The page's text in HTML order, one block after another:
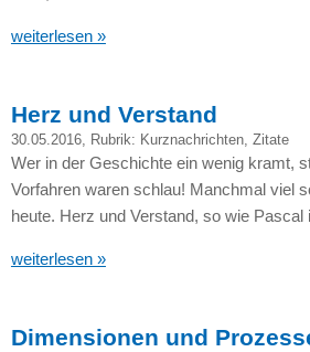
weiterlesen »
Herz und Verstand
30.05.2016, Rubrik: Kurznachrichten, Zitate
Wer in der Geschichte ein wenig kramt,
Vorfahren waren schlau! Manchmal viel
heute. Herz und Verstand, so wie Pascal
weiterlesen »
Dimensionen und